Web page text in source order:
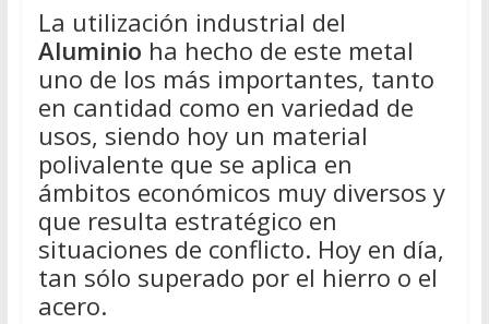
La utilización industrial del
Aluminio ha hecho de este metal
uno de los más importantes, tanto
en cantidad como en variedad de
usos, siendo hoy un material
polivalente que se aplica en
ámbitos económicos muy diversos y
que resulta estratégico en
situaciones de conflicto. Hoy en día,
tan sólo superado por el hierro o el
acero.